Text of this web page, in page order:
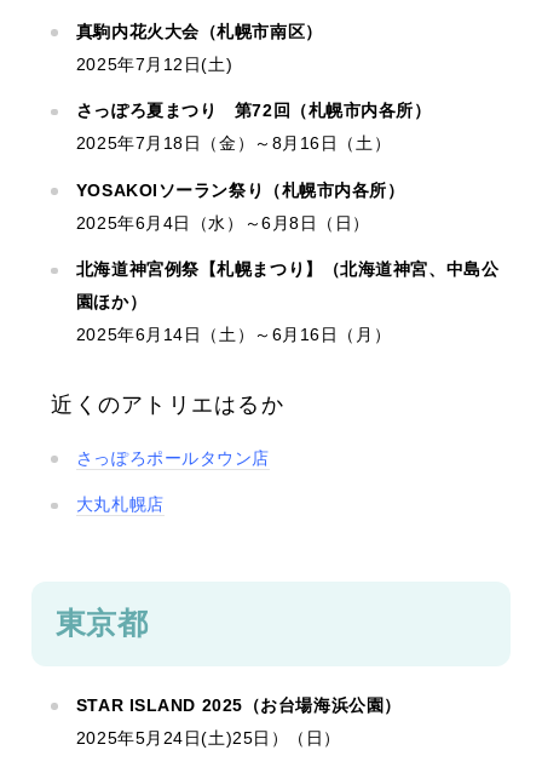
真駒内花火大会（札幌市南区）
2025年7月12日(土)
さっぽろ夏まつり 第72回（札幌市内各所）
2025年7月18日（金）～8月16日（土）
YOSAKOIソーラン祭り（札幌市内各所）
2025年6月4日（水）～6月8日（日）
北海道神宮例祭【札幌まつり】（北海道神宮、中島公
園ほか）
2025年6月14日（土）～6月16日（月）
近くのアトリエはるか
さっぽろポールタウン店
大丸札幌店
東京都
STAR ISLAND 2025（お台場海浜公園）
2025年5月24日(土)25日）（日）